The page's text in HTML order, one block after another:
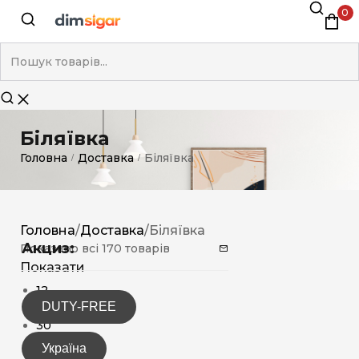
0
Біляївка
Головна / Доставка / Біляївка
Акциз:
DUTY-FREE
Україна
Головна/Доставка/Біляївка
Показано всі 170 товарів
Показати
12
15
30